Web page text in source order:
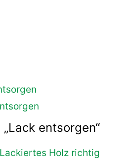
entsorgen“
Lackiertes Holz richtig